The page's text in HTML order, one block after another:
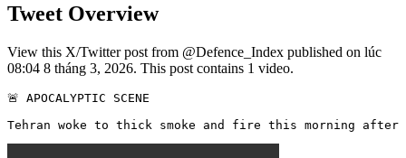
Tweet Overview
View this X/Twitter post from @Defence_Index published on lúc
08:04 8 tháng 3, 2026. This post contains 1 video.
🚨 APOCALYPTIC SCENE
Tehran woke to thick smoke and fire this morning